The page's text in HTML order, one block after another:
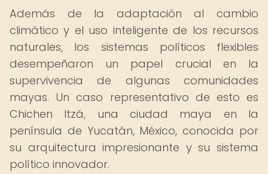
Además de la adaptación al cambio
climático y el uso inteligente de los recursos
naturales, los sistemas políticos flexibles
desempeñaron un papel crucial en la
supervivencia de algunas comunidades
mayas. Un caso representativo de esto es
Chichen Itzá, una ciudad maya en la
península de Yucatán, México, conocida por
su arquitectura impresionante y su sistema
político innovador.